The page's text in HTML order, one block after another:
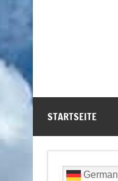
STARTSEITE
German